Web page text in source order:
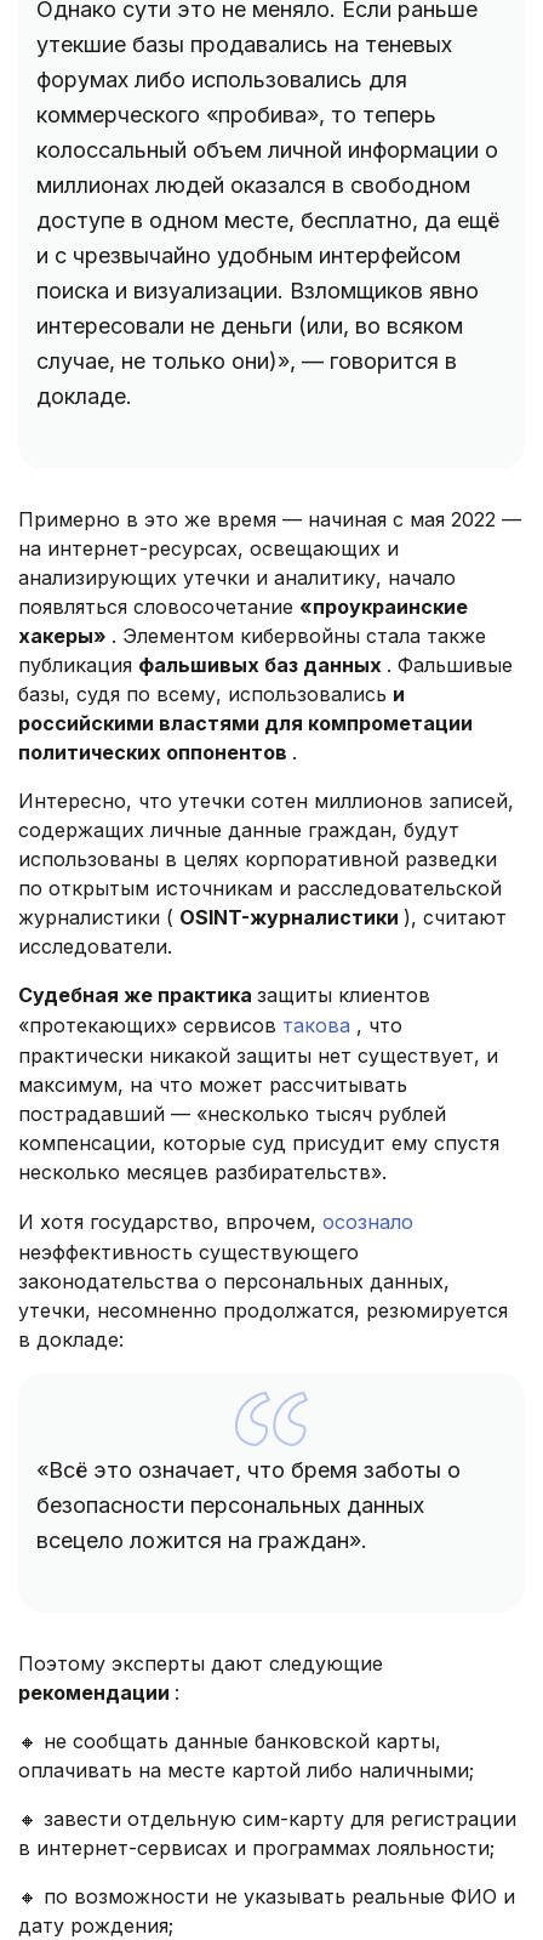
Однако сути это не меняло. Если раньше
утекшие базы продавались на теневых
форумах либо использовались для
коммерческого «пробива», то теперь
колоссальный объем личной информации о
миллионах людей оказался в свободном
доступе в одном месте, бесплатно, да ещё
и с чрезвычайно удобным интерфейсом
поиска и визуализации. Взломщиков явно
интересовали не деньги (или, во всяком
случае, не только они)», — говорится в
докладе.
Примерно в это же время — начиная с мая 2022 —
на интернет-ресурсах, освещающих и
анализирующих утечки и аналитику, начало
появляться словосочетание «проукраинские
хакеры» . Элементом кибервойны стала также
публикация фальшивых баз данных . Фальшивые
базы, судя по всему, использовались и
российскими властями для компрометации
политических оппонентов .
Интересно, что утечки сотен миллионов записей,
содержащих личные данные граждан, будут
использованы в целях корпоративной разведки
по открытым источникам и расследовательской
журналистики ( OSINT-журналистики ), считают
исследователи.
Судебная же практика защиты клиентов
«протекающих» сервисов такова , что
практически никакой защиты нет существует, и
максимум, на что может рассчитывать
пострадавший — «несколько тысяч рублей
компенсации, которые суд присудит ему спустя
несколько месяцев разбирательств».
И хотя государство, впрочем, осознало
неэффективность существующего
законодательства о персональных данных,
утечки, несомненно продолжатся, резюмируется
в докладе:
«Всё это означает, что бремя заботы о
безопасности персональных данных
всецело ложится на граждан».
Поэтому эксперты дают следующие
рекомендации :
🔸 не сообщать данные банковской карты,
оплачивать на месте картой либо наличными;
🔸 завести отдельную сим-карту для регистрации
в интернет-сервисах и программах лояльности;
🔸 по возможности не указывать реальные ФИО и
дату рождения;